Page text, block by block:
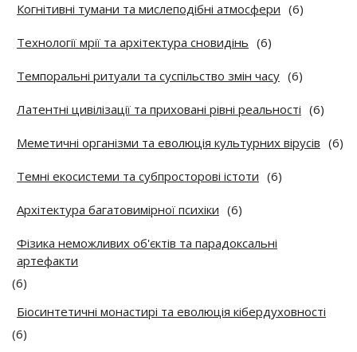
Когнітивні тумани та мислеподібні атмосфери (6)
Технології мрії та архітектура сновидінь (6)
Темпоральні ритуали та суспільство змін часу (6)
Латентні цивілізації та приховані рівні реальності (6)
Меметичні організми та еволюція культурних вірусів (6)
Темні екосистеми та субпросторові істоти (6)
Архітектура багатовимірної психіки (6)
Фізика неможливих об'єктів та парадоксальні
артефакти
(6)
Біосинтетичні монастирі та еволюція кібердуховності
(6)